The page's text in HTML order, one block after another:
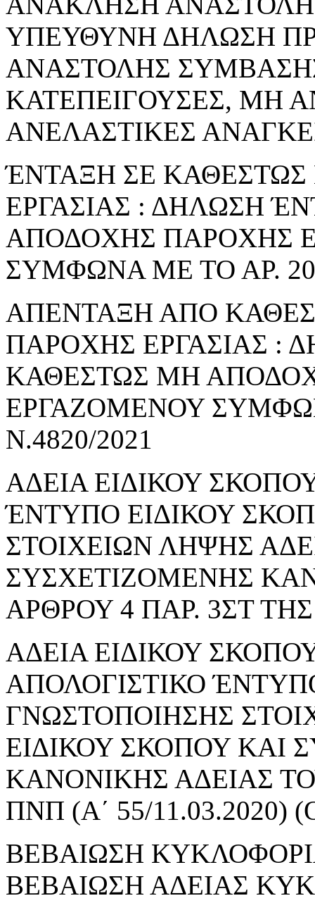
ΥΠΕΥΘΥΝΗ ΔΗΛΩΣΗ
ΑΝΑΣΤΟΛΗΣ
ΚΑΤΕΠΕΙΓΟΥΣΕΣ, ΜΗ
ΑΝΕΛΑΣΤΙΚΕΣ
ΈΝΤΑΞΗ ΣΕ
ΕΡΓΑΣΙΑΣ : ΔΗΛΩΣΗ
ΑΠΟΔΟΧΗΣ ΠΑΡΟΧΗΣ
ΣΥΜΦΩΝΑ ΜΕ ΤΟ ΑΡ.
ΑΠΕΝΤΑΞΗ ΑΠΟ
ΠΑΡΟΧΗΣ ΕΡΓΑΣΙΑΣ :
ΚΑΘΕΣΤΩΣ ΜΗ
ΕΡΓΑΖΟΜΕΝΟΥ
Ν.4820/2021
ΑΔΕΙΑ ΕΙΔΙΚΟΥ
ΈΝΤΥΠΟ ΕΙΔΙΚΟΥ
ΣΤΟΙΧΕΙΩΝ ΛΗΨΗΣ
ΣΥΣΧΕΤΙΖΟΜΕΝΗΣ
ΑΡΘΡΟΥ 4 ΠΑΡ. 3ΣΤ ΤΗΣ
ΑΔΕΙΑ ΕΙΔΙΚΟΥ
ΑΠΟΛΟΓΙΣΤΙΚΟ
ΓΝΩΣΤΟΠΟΙΗΣΗΣ
ΕΙΔΙΚΟΥ ΣΚΟΠΟΥ ΚΑΙ
ΚΑΝΟΝΙΚΗΣ ΑΔΕΙΑΣ
ΠΝΠ (Α΄ 55/
ΒΕΒΑΙΩΣΗ
ΒΕΒΑΙΩΣΗ ΑΔΕΙΑΣ